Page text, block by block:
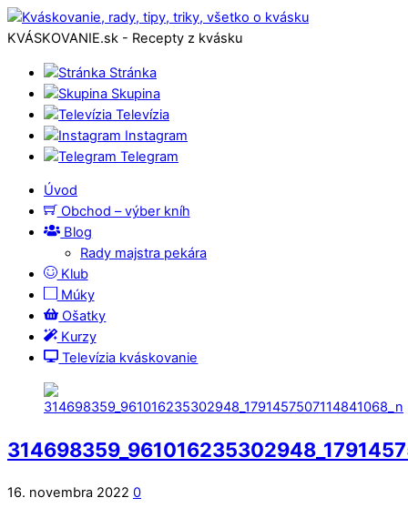
KVÁSKOVANIE.sk - Recepty z kvásku
Stránka
Skupina
Televízia
Instagram
Telegram
Úvod
Obchod – výber kníh
Blog
Rady majstra pekára
Klub
Múky
Ošatky
Kurzy
Televízia kváskovanie
16. novembra 2022 0